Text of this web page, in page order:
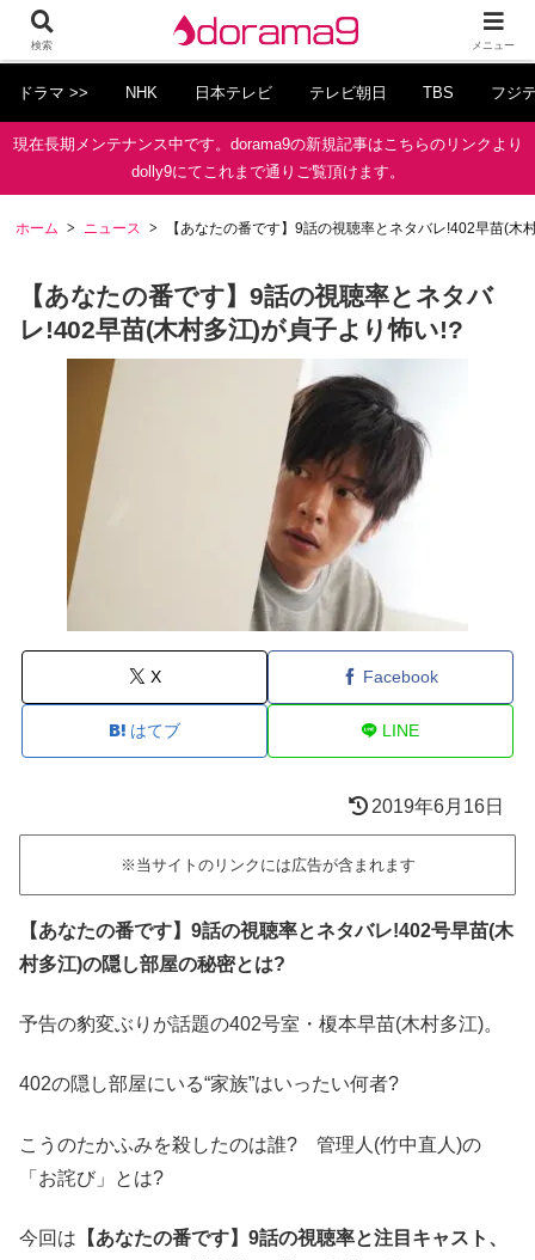
ドラマ >> NHK 日本テレビ テレビ朝日 TBS フジ
現在長期メンテナンス中です。dorama9の新規記事はこちらのリンクより
dolly9にてこれまで通りご覧頂けます。
ホーム ニュース 【あなたの番です】9話の視聴率とネタバレ!402早苗(木
【あなたの番です】9話の視聴率とネタバ
レ!402早苗(木村多江)が貞子より怖い!?
X Facebook
はてブ LINE
2019年6月16日
※当サイトのリンクには広告が含まれます
【あなたの番です】9話の視聴率とネタバレ!402号早苗(木
村多江)の隠し部屋の秘密とは?
予告の豹変ぶりが話題の402号室・榎本早苗(木村多江)。
402の隠し部屋にいる“家族”はいったい何者?
こうのたかふみを殺したのは誰? 管理人(竹中直人)の
「お詫び」とは?
今回は 【あなたの番です】9話の視聴率と注目キャスト、
検索 メニュー